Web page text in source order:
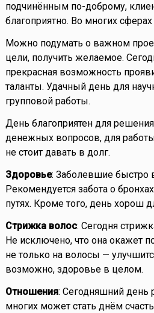
подчинённым по-доброму,
благоприятно. Во многих
Можно подумать о важном
цели, получить желаемое.
прекрасная возможность
таланты. Удачный день для
групповой работы.
День благоприятен для
денежных вопросов, для
не стоит давать в долг.
Здоровье: Заболевшие быстро
Рекомендуется забота о
путях. Кроме того, день хорош
Стрижка волос: Сегодня
Не исключено, что она окажет
не только на волосы —
возможно, здоровье в целом.
Отношения: Сегодняшний день
многих может стать днём